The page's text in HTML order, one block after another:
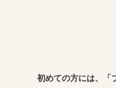
初めての方には、「